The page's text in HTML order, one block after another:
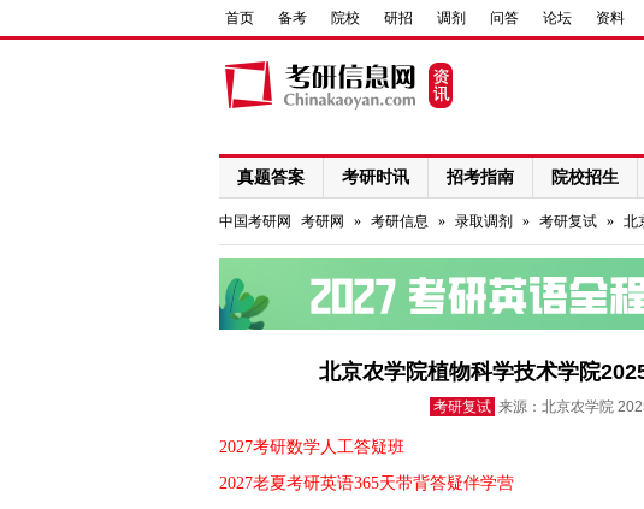
首页 备考 院校 研招 调剂 问答 论坛 资料
真题答案 考研时讯 招考指南 院校招生
网络课程
中国考研网 考研网 » 考研信息 » 录取调剂 » 考研复试 » 北
北京农学院植物科学技术学院
考研复试 来源：北京农学院
2027考研数学人工答疑班
2027老夏考研英语365天带背答疑伴学营